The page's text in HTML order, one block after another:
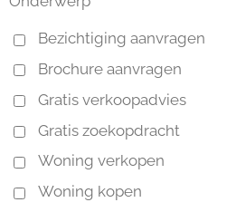
Bezichtiging aanvragen
Brochure aanvragen
Gratis verkoopadvies
Gratis zoekopdracht
Woning verkopen
Woning kopen